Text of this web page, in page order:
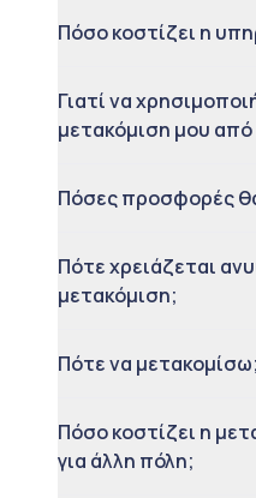
Πόσο κοστίζει η
Γιατί να
μετακόμιση μου από
Πόσες προσφορές
Πότε χρειάζεται
μετακόμιση;
Πότε να μετακομίσω;
Πόσο κοστίζει η
για άλλη πόλη;